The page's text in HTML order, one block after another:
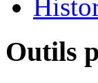
Outils